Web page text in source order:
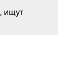
ищут